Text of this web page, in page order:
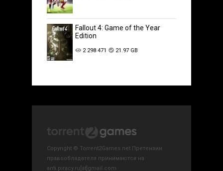
Fallout 4: Game of the Year
Edition
2 298 471 21.97 GB
Copyright © Torrent2Games.net Претензии
правообладателя принимаются на
anti.piracy.ru[at]gmail.com